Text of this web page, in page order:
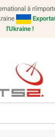
à
l'Ukraine !